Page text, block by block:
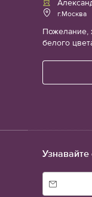
г.Москва
Пожелание,
белого